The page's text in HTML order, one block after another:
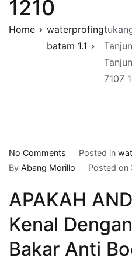
1210
Home
waterprofing
batam 1.1
7107
No Comments
tukang
bakar
Tanjungpinang
Timur
,Kota
Posted in
By Abang Morillo Posted on
APAKAH
Kenal
Bakar Anti